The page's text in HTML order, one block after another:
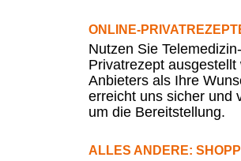
ONLINE-
Nutzen Sie
Privatrezept
Anbieters als Ihre
erreicht uns sicher und
um die Bereitstellung.
ALLES ANDERE: